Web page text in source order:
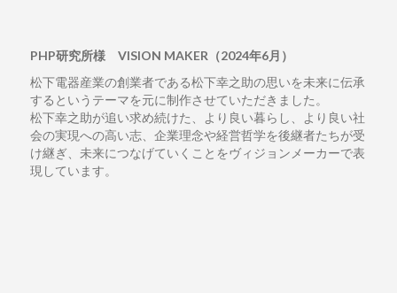
PHP研究所様 VISION MAKER（2024年6月）
松下電器産業の創業者である松下幸之助の思いを未来に伝承
するというテーマを元に制作させていただきました。
松下幸之助が追い求め続けた、より良い暮らし、より良い社
会の実現への高い志、企業理念や経営哲学を後継者たちが受
け継ぎ、未来につなげていくことをヴィジョンメーカーで表
現しています。